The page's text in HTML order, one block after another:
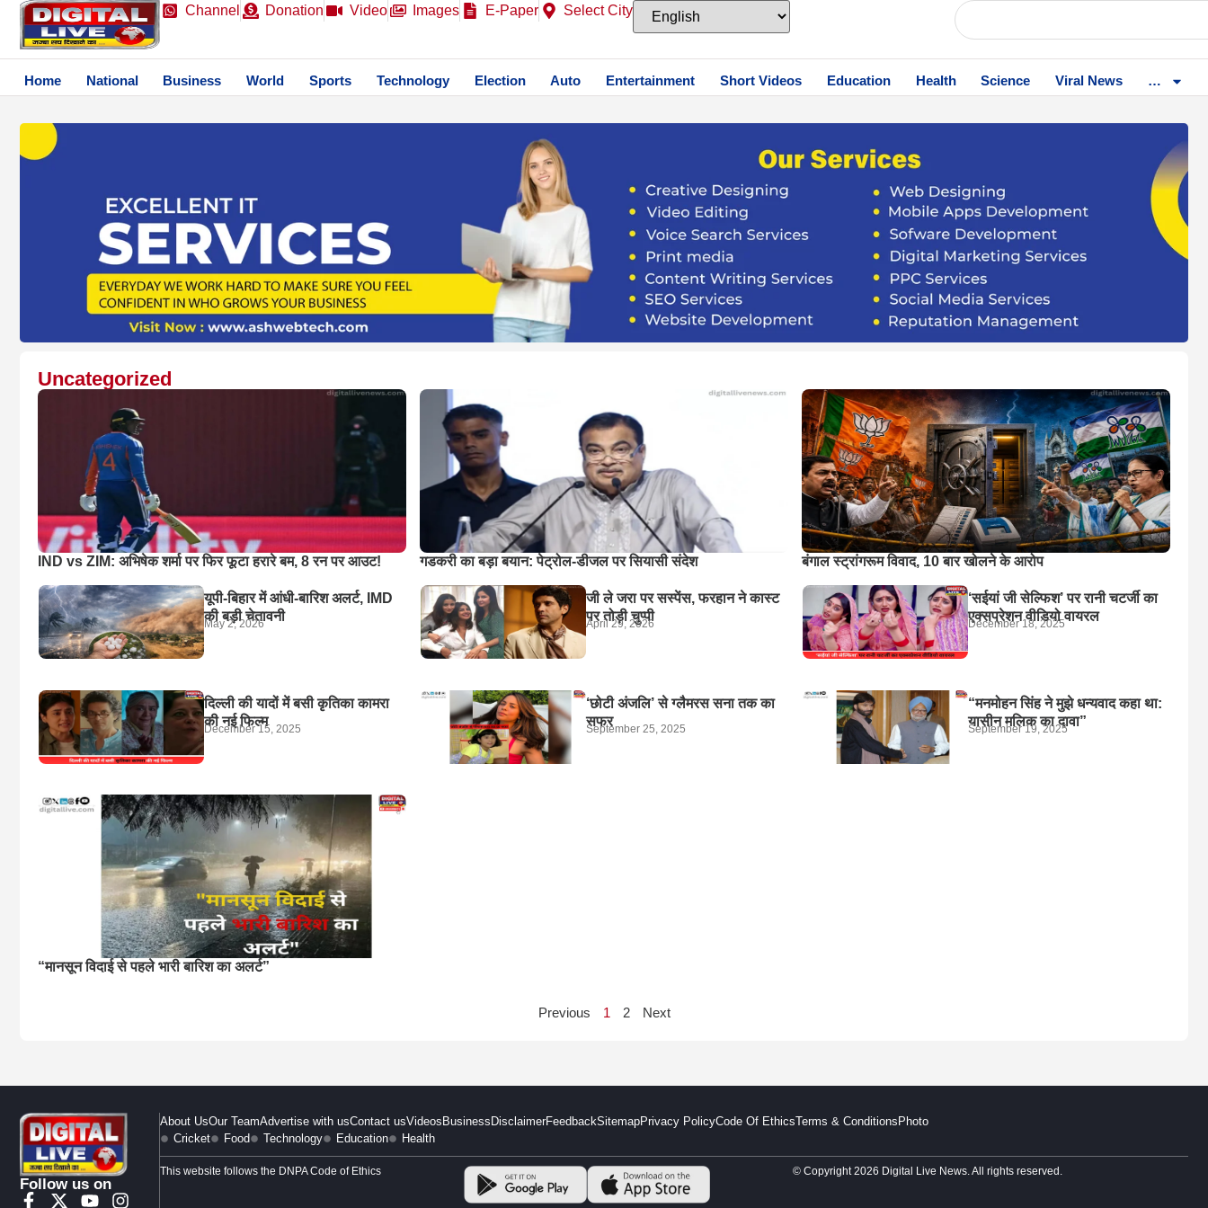
Channel Donation Video Images E-Paper Select City
Home National Business World Sports Technology Election Auto Entertainment Short Videos Education Health Science Viral News …
Uncategorized
IND vs ZIM: अभिषेक शर्मा पर फिर फूटा हरारे बम, 8 रन पर आउट! गडकरी का बड़ा बयान: पेट्रोल-डीजल पर सियासी संदेश बंगाल स्ट्रांगरूम विवाद, 10 बार खोलने के आरोप
यूपी-बिहार में आंधी-बारिश अलर्ट, IMD
की बड़ी चेतावनी
May 2, 2026
जी ले जरा पर सस्पेंस, फरहान ने कास्ट
पर तोड़ी चुप्पी
April 29, 2026
‘सईयां जी सेल्फिश’ पर रानी चटर्जी का
एक्सप्रेशन वीडियो वायरल
December 18, 2025
दिल्ली की यादों में बसी कृतिका कामरा
की नई फिल्म
December 15, 2025
‘छोटी अंजलि’ से ग्लैमरस सना तक का
सफर
September 25, 2025
“मनमोहन सिंह ने मुझे धन्यवाद कहा था:
यासीन मलिक का दावा”
September 19, 2025
“मानसून विदाई से पहले भारी बारिश का अलर्ट”
Previous 1 2 Next
Follow us on
About UsOur TeamAdvertise with usContact usVideos Business DisclaimerFeedbackSitemapPrivacy PolicyCode Of EthicsTerms & Conditions Photo
Cricket
Food Technology Education Health
This website follows the DNPA Code of Ethics © Copyright 2026 Digital Live News. All rights reserved.